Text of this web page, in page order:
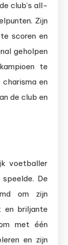
club’s all-
Zijn
scoren en
geholpen
te
charisma en
de club en
voetballer
De
om zijn
en briljante
met één
en zijn